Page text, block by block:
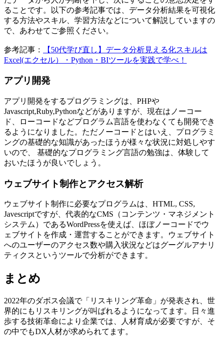
ることです。以下の参考記事では、データ分析結果を可視化
する方法やスキル、学習方法などについて解説していますの
で、あわせてご参照ください。
参考記事：
【50代学び直し】データ分析見える化スキルは
Excel(エクセル）・Python・BIツールを実践で学べ！
アプリ開発
アプリ開発をするプログラミングは、PHPや
Javascript,Ruby,Pythonなどがありますが、現在はノーコー
ド、ローコードなどプログラム言語を使わなくても開発でき
るようになりました。ただノーコードとはいえ、プログラミ
ングの基礎的な知識があったほうが様々な状況に対処しやす
いので、 基礎的なプログラミング言語の勉強は、体験して
おいたほうが良いでしょう。
ウェブサイト制作とアクセス解析
ウェブサイト制作に必要なプログラムは、HTML, CSS,
Javescriptですが、代表的なCMS（コンテンツ・マネジメント
システム）であるWordPressを使えば、ほぼノーコードでウ
ェブサイトを作成・運営することができます。ウェブサイト
へのユーザーのアクセス数や購入状況などはグーグルアナリ
ティクスというツールで分析ができます。
まとめ
2022年のダボス会議で「リスキリング革命」が発表され、世
界的にもリスキリングが叫ばれるようになってます。日々進
歩する技術革命により企業では、人材育成が必要ですが、そ
の中でもDX人材が求められてます。